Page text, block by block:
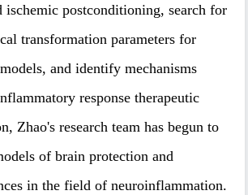
ischemic postconditioning, search for
transformation parameters for
and identify mechanisms
response therapeutic
Zhao's research team has begun to
of brain protection and
in the field of neuroinflammation.